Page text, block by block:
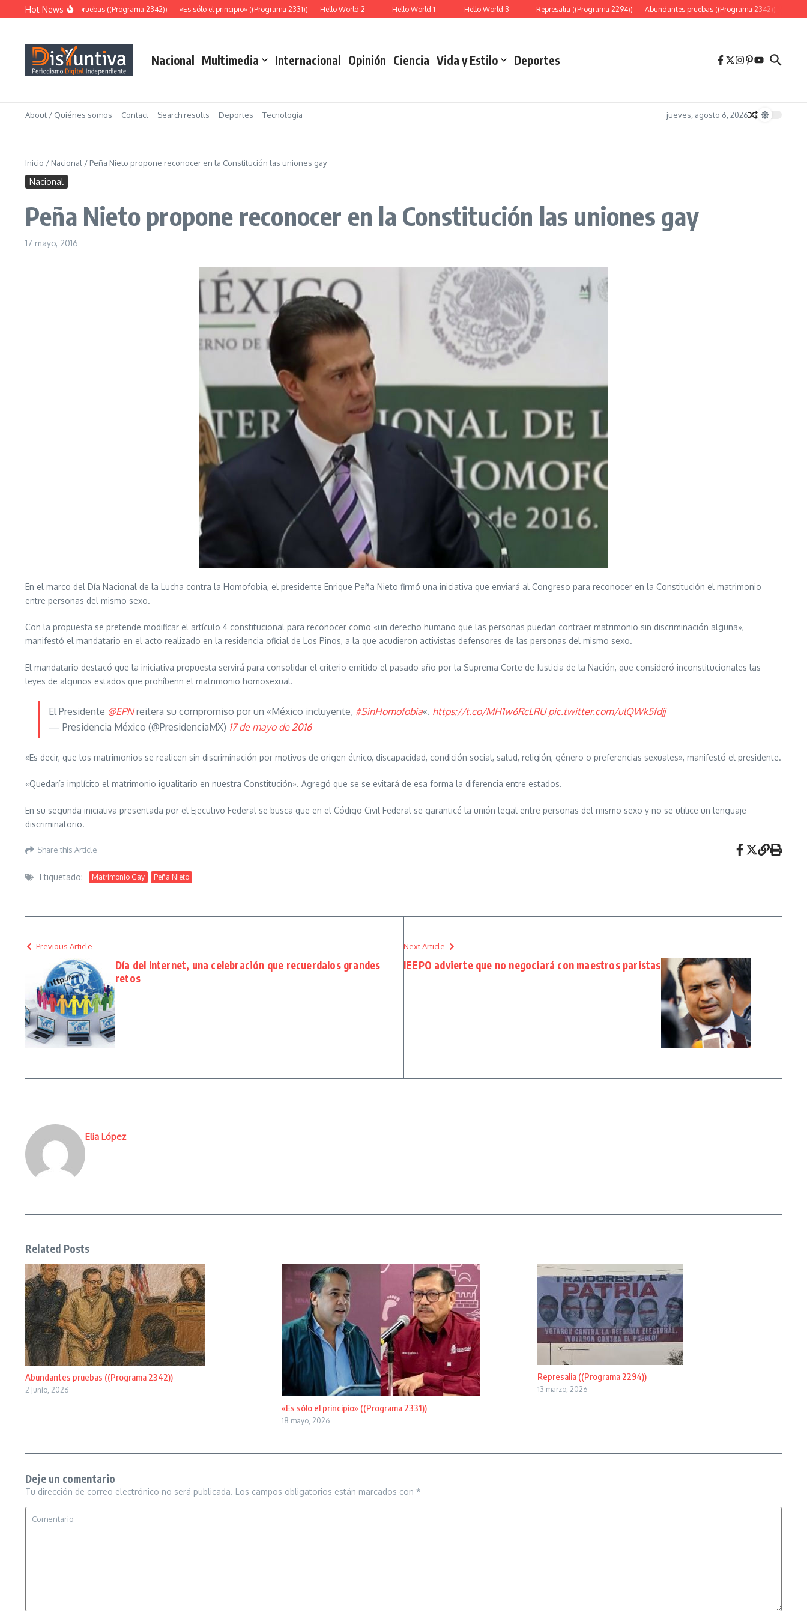
Saltar al contenido
Hot News
Abundantes pruebas ((Programa 2342)) «Es sólo el principio» ((Programa 2331)) Hello World 2 Hello World 1 Hello World 3 Represalia ((Programa 2294)) Abundantes pruebas ((Programa 2342))
Nacional Multimedia Internacional Opinión Ciencia Vida y Estilo Deportes
About / Quiénes somos Contact Search results Deportes Tecnología jueves, agosto 6, 2026
Inicio / Nacional / Peña Nieto propone reconocer en la Constitución las uniones gay
Nacional
Peña Nieto propone reconocer en la Constitución las uniones gay
17 mayo, 2016
En el marco del Día Nacional de la Lucha contra la Homofobia, el presidente Enrique Peña Nieto firmó una iniciativa que enviará al Congreso para reconocer en la Constitución el matrimonio
entre personas del mismo sexo.
Con la propuesta se pretende modificar el artículo 4 constitucional para reconocer como «un derecho humano que las personas puedan contraer matrimonio sin discriminación alguna»,
manifestó el mandatario en el acto realizado en la residencia oficial de Los Pinos, a la que acudieron activistas defensores de las personas del mismo sexo.
El mandatario destacó que la iniciativa propuesta servirá para consolidar el criterio emitido el pasado año por la Suprema Corte de Justicia de la Nación, que consideró inconstitucionales las
leyes de algunos estados que prohíbenn el matrimonio homosexual.
El Presidente @EPNreitera su compromiso por un «México incluyente, #SinHomofobia«. https://t.co/MH1w6RcLRU pic.twitter.com/ulQWk5fdjj
— Presidencia México (@PresidenciaMX) 17 de mayo de 2016
«Es decir, que los matrimonios se realicen sin discriminación por motivos de origen étnico, discapacidad, condición social, salud, religión, género o preferencias sexuales», manifestó el presidente.
«Quedaría implícito el matrimonio igualitario en nuestra Constitución». Agregó que se se evitará de esa forma la diferencia entre estados.
En su segunda iniciativa presentada por el Ejecutivo Federal se busca que en el Código Civil Federal se garanticé la unión legal entre personas del mismo sexo y no se utilice un lenguaje
discriminatorio.
Share this Article
Etiquetado: Matrimonio Gay Peña Nieto
Previous Article
Día del Internet, una celebración que recuerdalos grandes
retos
Next Article
IEEPO advierte que no negociará con maestros paristas
Elia López
Related Posts
Abundantes pruebas ((Programa 2342))
2 junio, 2026
«Es sólo el principio» ((Programa 2331))
18 mayo, 2026
Represalia ((Programa 2294))
13 marzo, 2026
Deje un comentario
Tu dirección de correo electrónico no será publicada. Los campos obligatorios están marcados con *